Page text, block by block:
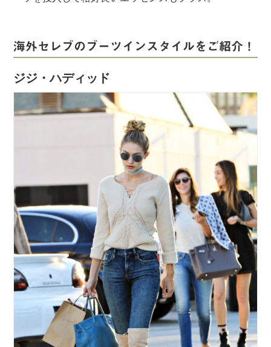
海外セレブのブーツインスタイルをご紹介！
ジジ・ハディッド